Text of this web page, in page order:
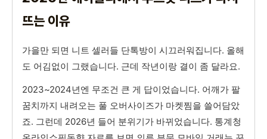
뜨는 이유
가을만 되면 니트 셀러들 단톡방이 시끄러워집니다. 올해
도 어김없이 그랬습니다. 근데 작년이랑 결이 좀 달라요.
2023~2024년엔 무조건 큰 게 답이었습니다. 어깨가 팔
꿈치까지 내려오는 풀 오버사이즈가 마켓찜을 쓸어담았
죠. 그런데 2026년 들어 분위기가 바뀌었습니다. 통계청